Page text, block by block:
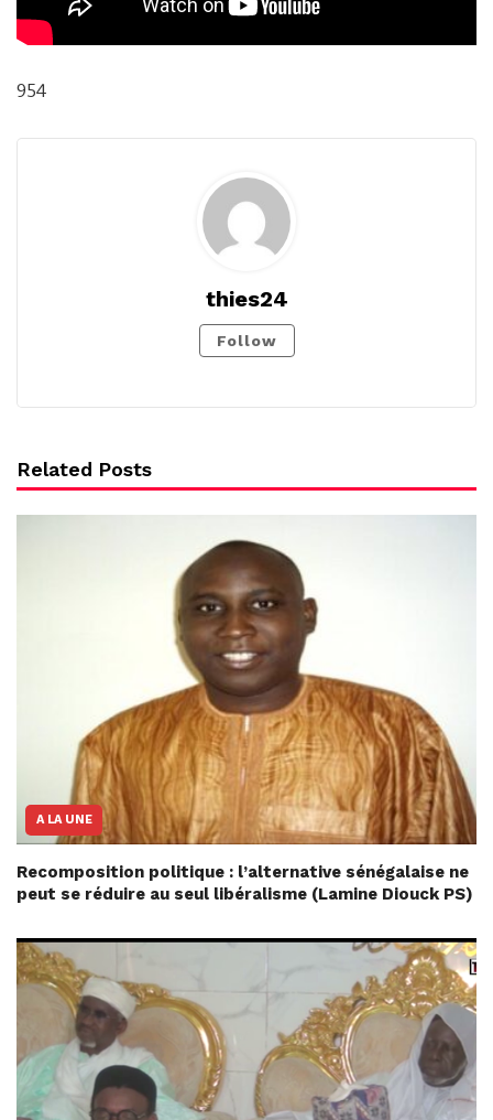
954
thies24
Follow
Related Posts
A LA UNE
Recomposition politique : l’alternative sénégalaise ne
peut se réduire au seul libéralisme (Lamine Diouck PS)